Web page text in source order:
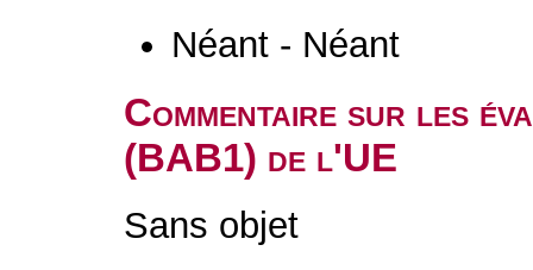
Néant - Néant
Commentaire sur les
(BAB1) de l'UE
Sans objet